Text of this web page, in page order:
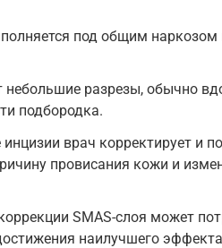
под общим наркозом
небольшие разрезы, обычно
подбородка.
врач корректирует и
провисания кожи и
SMAS-слоя может
наилучшего